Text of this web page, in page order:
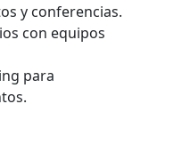
y conferencias.
con equipos
para